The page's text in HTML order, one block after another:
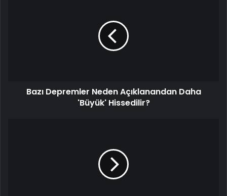
Bazı Depremler Neden Açıklanandan Daha
'Büyük' Hissedilir?